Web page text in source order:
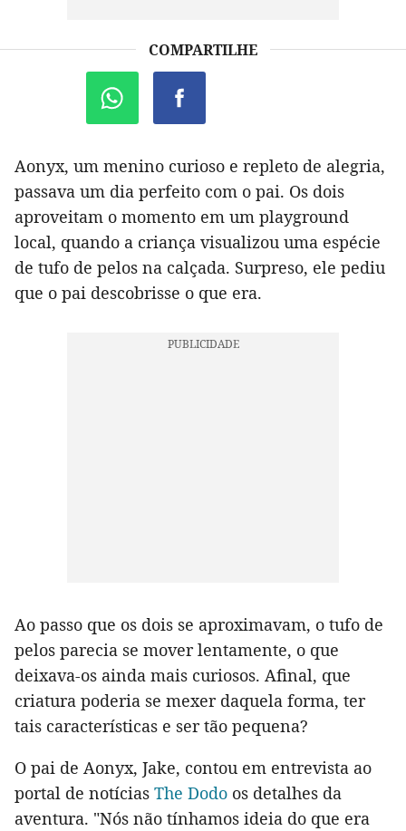
COMPARTILHE
Aonyx, um menino curioso e repleto de alegria,
passava um dia perfeito com o pai. Os dois
aproveitam o momento em um playground
local, quando a criança visualizou uma espécie
de tufo de pelos na calçada. Surpreso, ele pediu
que o pai descobrisse o que era.
Ao passo que os dois se aproximavam, o tufo de
pelos parecia se mover lentamente, o que
deixava-os ainda mais curiosos. Afinal, que
criatura poderia se mexer daquela forma, ter
tais características e ser tão pequena?
O pai de Aonyx, Jake, contou em entrevista ao
portal de notícias The Dodo os detalhes da
aventura. "Nós não tínhamos ideia do que era